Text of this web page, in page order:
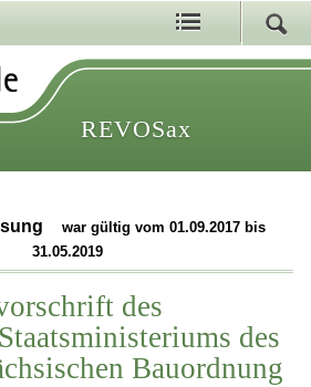
REVOSax
war gültig vom 01.09.2017 bis
31.05.2019
des
des
Bauordnung